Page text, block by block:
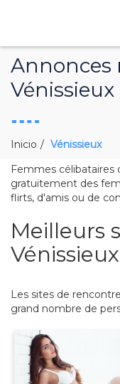
Annonces
Vénissieux
Inicio
Vénissieux
Femmes célibataires
gratuitement des
flirts, d'amis ou de
Meilleurs
Vénissieux
Les sites de
grand nombre de